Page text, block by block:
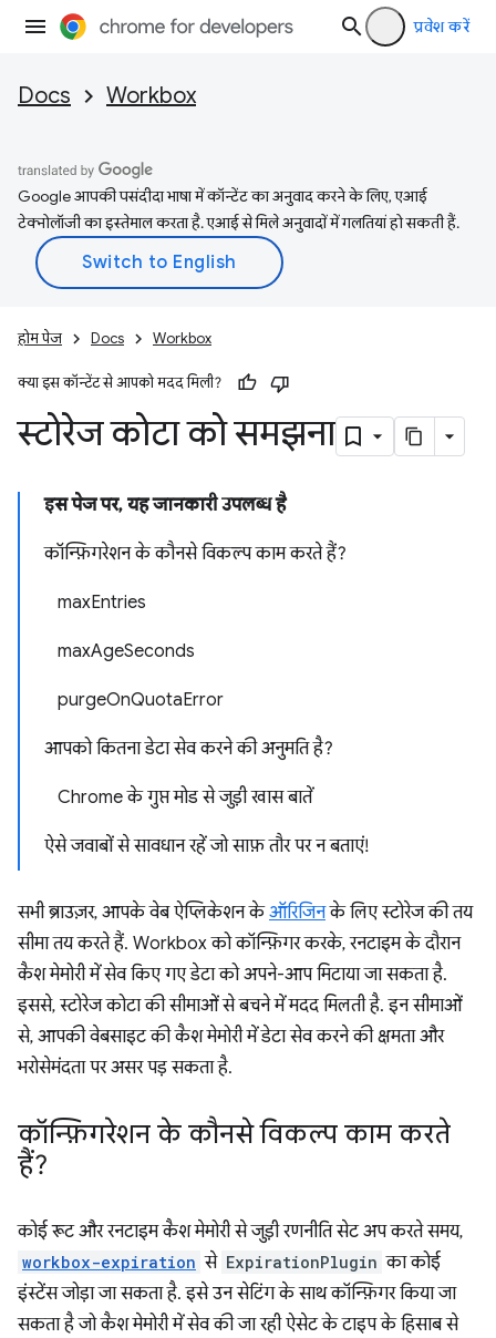
प्रवेश करें
Docs Workbox
Google आपकी पसंदीदा भाषा में कॉन्टेंट का अनुवाद करने के लिए, एआई
टेक्नोलॉजी का इस्तेमाल करता है. एआई से मिले अनुवादों में गलतियां हो सकती हैं.
होम पेज Docs Workbox
क्या इस कॉन्टेंट से आपको मदद मिली?
स्टोरेज कोटा को समझना
इस पेज पर, यह जानकारी उपलब्ध है
कॉन्फ़िगरेशन के कौनसे विकल्प काम करते हैं?
maxEntries
maxAgeSeconds
purgeOnQuotaError
आपको कितना डेटा सेव करने की अनुमति है?
Chrome के गुप्त मोड से जुड़ी खास बातें
ऐसे जवाबों से सावधान रहें जो साफ़ तौर पर न बताएं!
सभी ब्राउज़र, आपके वेब ऐप्लिकेशन केऑरिजिनके लिए स्टोरेज की तय
सीमा तय करते हैं. Workbox को कॉन्फ़िगर करके, रनटाइम के दौरान
कैश मेमोरी में सेव किए गए डेटा को अपने-आप मिटाया जा सकता है.
इससे, स्टोरेज कोटा की सीमाओं से बचने में मदद मिलती है. इन सीमाओं
से, आपकी वेबसाइट की कैश मेमोरी में डेटा सेव करने की क्षमता और
भरोसेमंदता पर असर पड़ सकता है.
कॉन्फ़िगरेशन के कौनसे विकल्प काम करते
हैं?
कोई रूट और रनटाइम कैश मेमोरी से जुड़ी रणनीति सेट अप करते समय,
workbox-expiration से ExpirationPlugin का कोई
इंस्टेंस जोड़ा जा सकता है. इसे उन सेटिंग के साथ कॉन्फ़िगर किया जा
सकता है जो कैश मेमोरी में सेव की जा रही ऐसेट के टाइप के हिसाब से